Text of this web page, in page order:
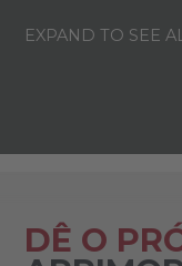
EXPAND TO SEE
DÊ O